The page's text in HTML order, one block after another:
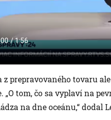
z prepravovaného tovaru
„O tom, čo sa vyplaví na
na dne oceánu,“ dodal